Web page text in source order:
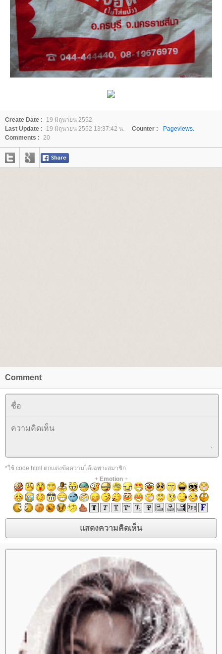
Create Date :
19 มิถุนายน 2552
Last Update :
19 มิถุนายน 2552 13:37:42 น. Counter :
Pageviews.
Comments :
20
Comment
*ใช้ code html ตกแต่งข้อความได้เฉพาะสมาชิก
+ Emotion+